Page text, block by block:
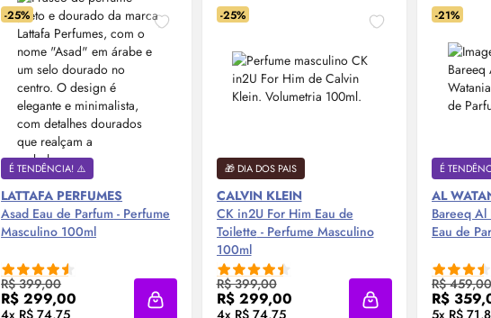
-25%
É TENDÊNCIA! ⚠️
LATTAFA PERFUMES
Asad Eau de Parfum - Perfume
Masculino 100ml
R$ 399,00
R$ 299,00
Compre Agora ❯
Adicionar à sacola
-25%
🎁 DIA DOS PAIS
CALVIN KLEIN
CK in2U For Him Eau de
Toilette - Perfume Masculino
100ml
R$ 399,00
R$ 299,00
Compre Agora ❯
Adicionar à sacola
-21%
É
AL
Bareeq Al
Eau de
R$ 459,00
R$